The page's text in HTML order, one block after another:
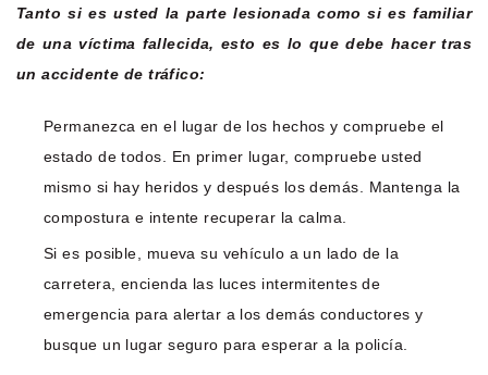
Tanto si es usted la parte lesionada como si es familiar
de una víctima fallecida, esto es lo que debe hacer tras
un accidente de tráfico:
Permanezca en el lugar de los hechos y compruebe el
estado de todos. En primer lugar, compruebe usted
mismo si hay heridos y después los demás. Mantenga la
compostura e intente recuperar la calma.
Si es posible, mueva su vehículo a un lado de la
carretera, encienda las luces intermitentes de
emergencia para alertar a los demás conductores y
busque un lugar seguro para esperar a la policía.